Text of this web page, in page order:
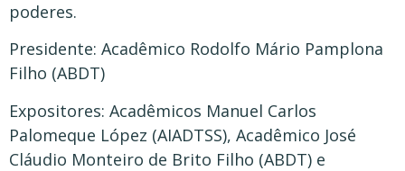
poderes.
Presidente: Acadêmico Rodolfo Mário Pamplona
Filho (ABDT)
Expositores: Acadêmicos Manuel Carlos
Palomeque López (AIADTSS), Acadêmico José
Cláudio Monteiro de Brito Filho (ABDT) e